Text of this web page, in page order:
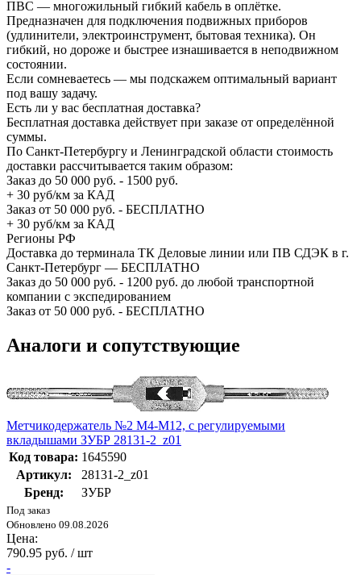
ПВС — многожильный гибкий кабель в оплётке.
Предназначен для подключения подвижных приборов
(удлинители, электроинструмент, бытовая техника). Он
гибкий, но дороже и быстрее изнашивается в неподвижном
состоянии.
Если сомневаетесь — мы подскажем оптимальный вариант
под вашу задачу.
Есть ли у вас бесплатная доставка?
Бесплатная доставка действует при заказе от определённой
суммы.
По Санкт-Петербургу и Ленинградской области стоимость
доставки рассчитывается таким образом:
Заказ до 50 000 руб. - 1500 руб.
+ 30 руб/км за КАД
Заказ от 50 000 руб. - БЕСПЛАТНО
+ 30 руб/км за КАД
Регионы РФ
Доставка до терминала ТК Деловые линии или ПВ СДЭК в г.
Санкт-Петербург — БЕСПЛАТНО
Заказ до 50 000 руб. - 1200 руб. до любой транспортной
компании с экспедированием
Заказ от 50 000 руб. - БЕСПЛАТНО
Аналоги и сопутствующие
Метчикодержатель №2 М4-М12, с регулируемыми
вкладышами ЗУБР 28131-2_z01
Код товара: 1645590
Артикул:
28131-2_z01
Бренд:
ЗУБР
Под заказ
Обновлено 09.08.2026
Цена:
790.95 руб. / шт
-